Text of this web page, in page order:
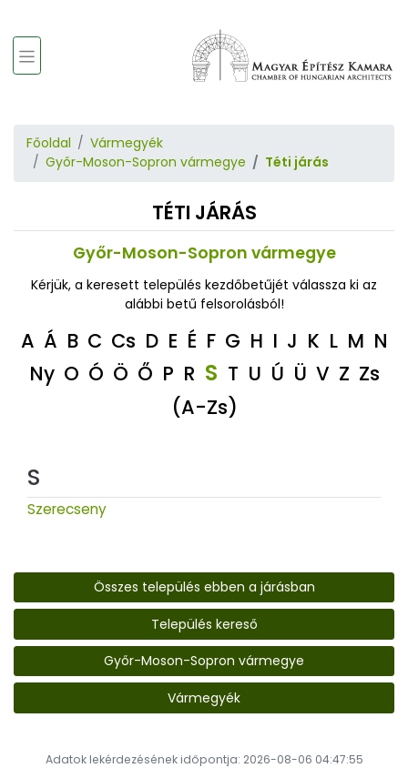
Főoldal
Vármegyék
Győr-Moson-Sopron vármegye
Téti járás
TÉTI JÁRÁS
Győr-Moson-Sopron vármegye
Kérjük, a keresett település kezdőbetűjét válassza ki az
alábbi betű felsorolásból!
A Á B C Cs D E É F G H I J K L M N
Ny O Ó Ö Ő P R S T U Ú Ü V Z Zs
(A-Zs)
S
Szerecseny
Összes település ebben a járásban
Település kereső
Győr-Moson-Sopron vármegye
Vármegyék
Adatok lekérdezésének időpontja: 2026-08-06 04:47:55